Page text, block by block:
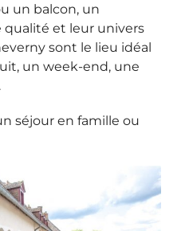
un balcon, un
et leur univers
sont le lieu idéal
un week-end, une
séjour en famille ou